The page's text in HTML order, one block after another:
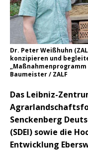
Dr. Peter Weißhuhn
konzipieren und
Baumeister / ZALF
Das Leibniz-
Senckenberg
(SDEI) sowie die
Entwicklung